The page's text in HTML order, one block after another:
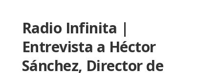
Radio Infinita |
Entrevista a Héctor
Sánchez, Director de